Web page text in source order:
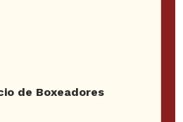
de Boxeadores